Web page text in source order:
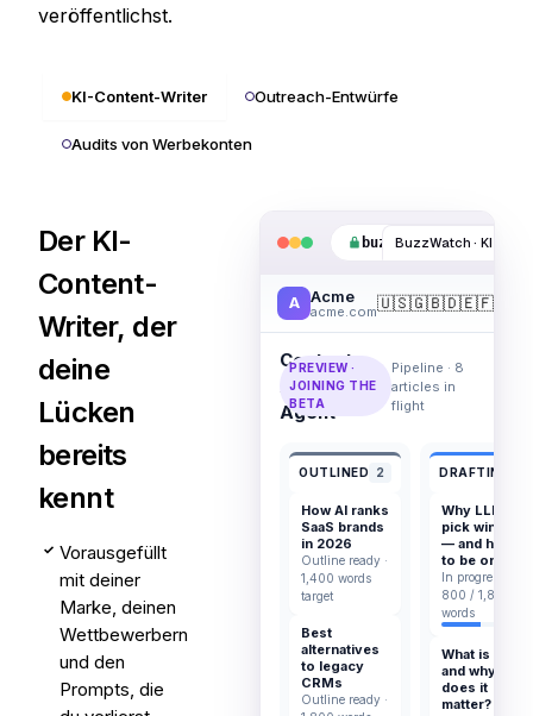
veröffentlichst.
KI-Content-Writer Outreach-Entwürfe
Audits von Werbekonten
Der KI-
Content-
Writer, der
deine
Lücken
bereits
kennt
✓ Vorausgefüllt
mit deiner
Marke, deinen
Wettbewerbern
und den
Prompts, die
buzzwatch.ai/brand/
BuzzWatch · KI-
A Acme
acme.com🇺🇸🇬🇧🇩🇪🇫🇷
Content
AI
Agent
PREVIEW ·
JOINING THE
BETA
Pipeline · 8
articles in
flight
OUTLINED 2
How AI ranks
SaaS brands
in 2026
Outline ready ·
1,400 words
target
Best
alternatives
to legacy
CRMs
Outline ready ·
DRAFTING
Why LLMs
pick winners
— and how
to be one
In progress ·
800 / 1,800
words
What is GEO
and why
does it
matter?